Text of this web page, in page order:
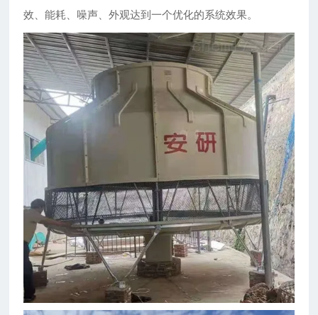
效、能耗、噪声、外观达到一个优化的系统效果。